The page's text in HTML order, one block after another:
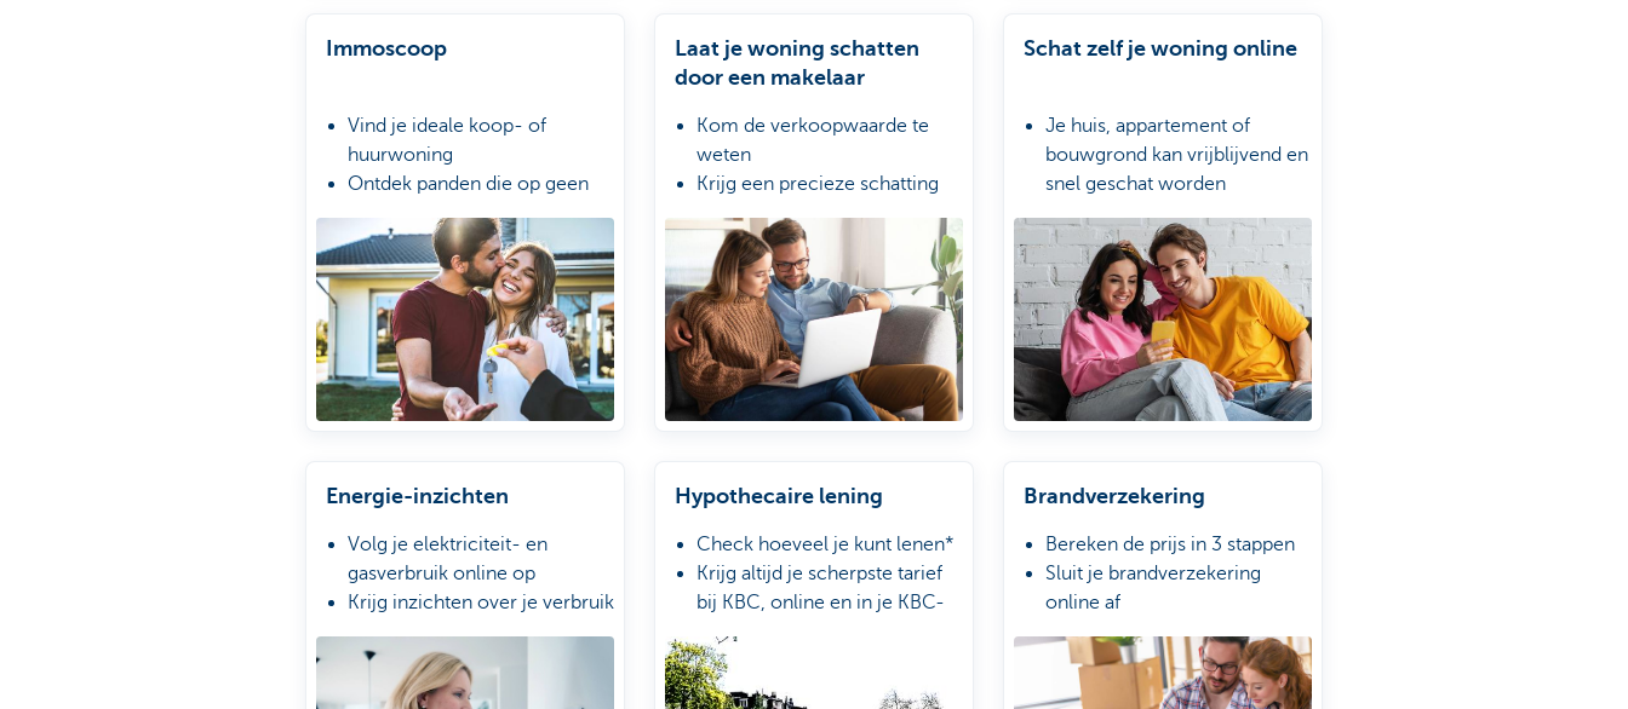
Immoscoop
Vind je ideale koop- of
huurwoning
Ontdek panden die op geen
enkel ander immoplatform
staan
Krijg meldingen van nieuwe
panden voor jou
Laat je woning schatten
door een makelaar
Kom de verkoopwaarde te
weten
Krijg een precieze schatting
van erkende Immoscoop-
makelaars
Gratis en vrijblijvend, zonder
verplichtingen
Schat zelf je woning online
Je huis, appartement of
bouwgrond kan vrijblijvend en
snel geschat worden
In 3 korte stappen kun je
enkele gegevens invullen
Je krijgt meteen een
indicatieve schatting
Energie-inzichten
Volg je elektriciteit- en
gasverbruik online op
Krijg inzichten over je verbruik
Krijg tips om je
energieverbruik te
verminderen
Hypothecaire lening
Check hoeveel je kunt lenen*
Krijg altijd je scherpste tarief
bij KBC, online en in je KBC-
kantoor
Overloop je aanvraag met je
woonexpert
Brandverzekering
Bereken de prijs in 3 stappen
Sluit je brandverzekering
online af
Geef schade aan in de app of
bij je verzekeringsagent